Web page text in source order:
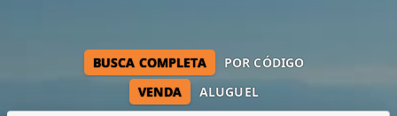
VENDA ALUGUEL
BUSCA COMPLETA POR CÓDIGO